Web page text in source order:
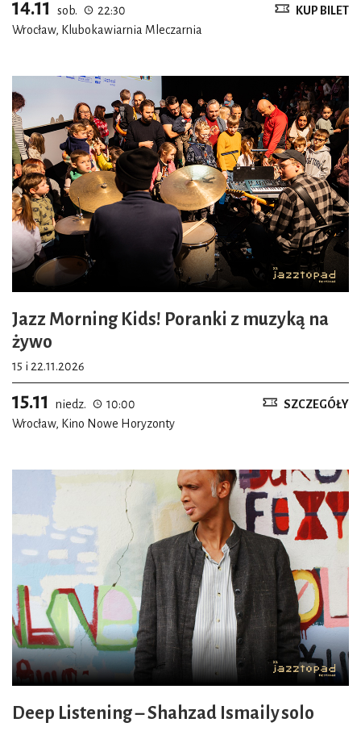
14.11 sob.
22:30
Wrocław, Klubokawiarnia Mleczarnia
KUP BILET
Jazz Morning Kids! Poranki z muzyką na
żywo
15 i 22.11.2026
15.11 niedz.
10:00
Wrocław, Kino Nowe Horyzonty
SZCZEGÓŁY
Deep Listening – Shahzad Ismaily solo